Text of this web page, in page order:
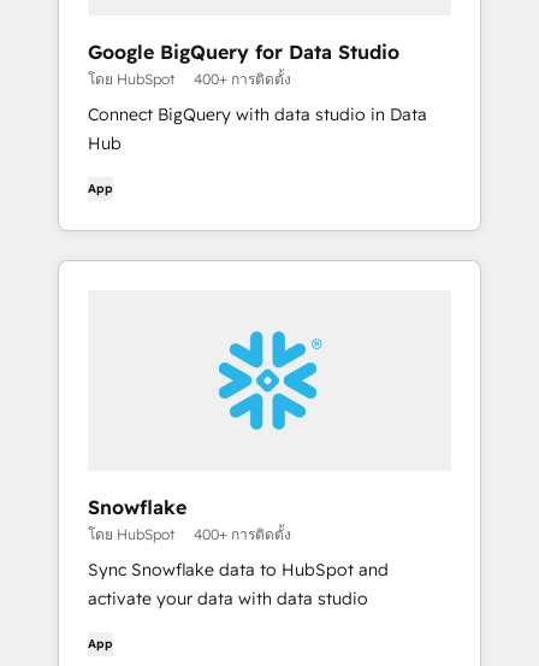
Google BigQuery for Data Studio
โดย HubSpot 400+ การติดตั้ง
Connect BigQuery with data studio in Data
Hub
App
Snowflake
โดย HubSpot 400+ การติดตั้ง
Sync Snowflake data to HubSpot and
activate your data with data studio
App